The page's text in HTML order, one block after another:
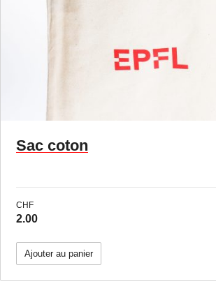
Sac coton
CHF
2.00
Ajouter au panier